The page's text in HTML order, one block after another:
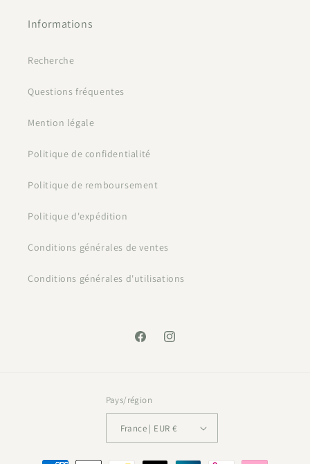
Informations
Recherche
Questions fréquentes
Mention légale
Politique de confidentialité
Politique de remboursement
Politique d'expédition
Conditions générales de ventes
Conditions générales d'utilisations
FacebookInstagram
Pays/région
France | EUR €